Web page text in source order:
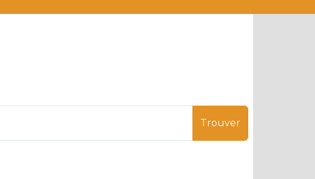
Trouver